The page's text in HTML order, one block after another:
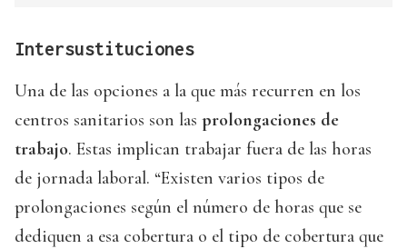
Intersustituciones
Una de las opciones a la que más recurren en los
centros sanitarios son las prolongaciones de
trabajo. Estas implican trabajar fuera de las horas
de jornada laboral. “Existen varios tipos de
prolongaciones según el número de horas que se
dediquen a esa cobertura o el tipo de cobertura que